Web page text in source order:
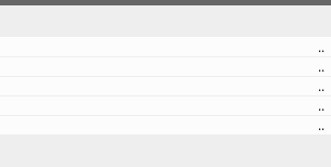
..
..
..
..
..